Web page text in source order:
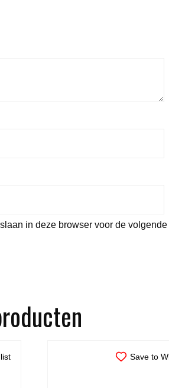
in deze browser voor de
Save to